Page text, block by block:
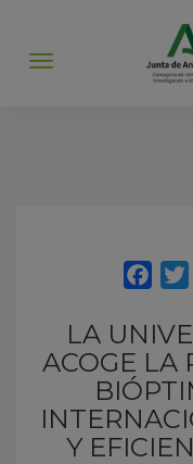
Abrir
LA
ACOGE LA
Y